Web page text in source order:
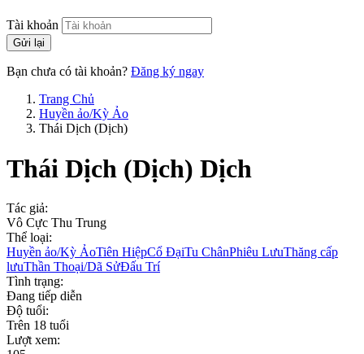
Tài khoản
Gửi lại
Bạn chưa có tài khoản? Đăng ký ngay
Trang Chủ
Huyền ảo/Kỳ Ảo
Thái Dịch (Dịch)
Thái Dịch (Dịch) Dịch
Tác giả:
Vô Cực Thu Trung
Thể loại:
Huyền ảo/Kỳ ẢoTiên HiệpCổ ĐạiTu ChânPhiêu LưuThăng cấp
lưuThần Thoại/Dã SửĐấu Trí
Tình trạng:
Đang tiếp diễn
Độ tuổi:
Trên 18 tuổi
Lượt xem: